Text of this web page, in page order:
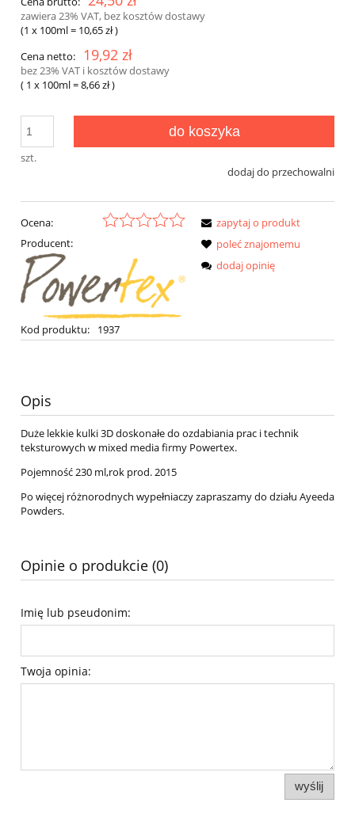
zawiera 23% VAT, bez kosztów dostawy
(1 x 100ml= 10,65 zł)
Cena netto:
19,92 zł
bez 23% VAT i kosztów dostawy
( 1 x 100ml=8,66 zł)
szt.
do koszyka
dodaj do przechowalni
Ocena:
Producent:
Kod produktu: 1937
zapytaj o produkt
poleć znajomemu
dodaj opinię
Opis
Duże lekkie kulki 3D doskonałe do ozdabiania prac i technik
teksturowych w mixed media firmy Powertex.
Pojemność 230 ml,rok prod. 2015
Po więcej różnorodnych wypełniaczy zapraszamy do działu Ayeeda
Powders.
Opinie o produkcie (0)
Imię lub pseudonim:
Twoja opinia:
wyślij